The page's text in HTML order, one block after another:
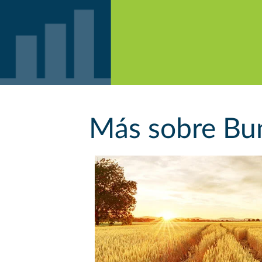
Más sobre